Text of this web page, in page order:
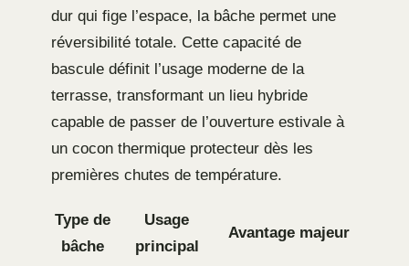
dur qui fige l’espace, la bâche permet une
réversibilité totale. Cette capacité de
bascule définit l’usage moderne de la
terrasse, transformant un lieu hybride
capable de passer de l’ouverture estivale à
un cocon thermique protecteur dès les
premières chutes de température.
Type de
bâche
Usage
principal
Avantage majeur